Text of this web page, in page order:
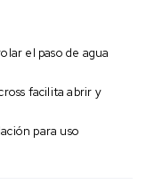
el paso de agua
facilita abrir y
para uso